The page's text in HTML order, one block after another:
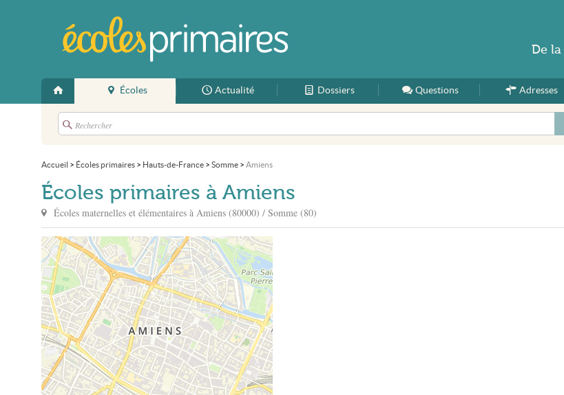
Accueil
Écoles Actualité Dossiers Questions Adresses
Accueil > Écoles primaires > Hauts-de-France > Somme > Amiens
Écoles primaires à Amiens
Écoles maternelles et élémentaires à Amiens (80000) / Somme (80)
De la